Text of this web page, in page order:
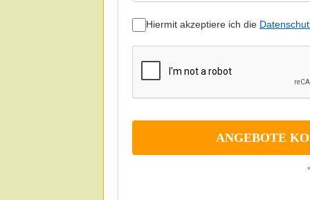
Hiermit akzeptiere ich die